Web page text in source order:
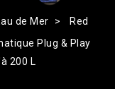
de Mer
Red
Plug & Play
200 L